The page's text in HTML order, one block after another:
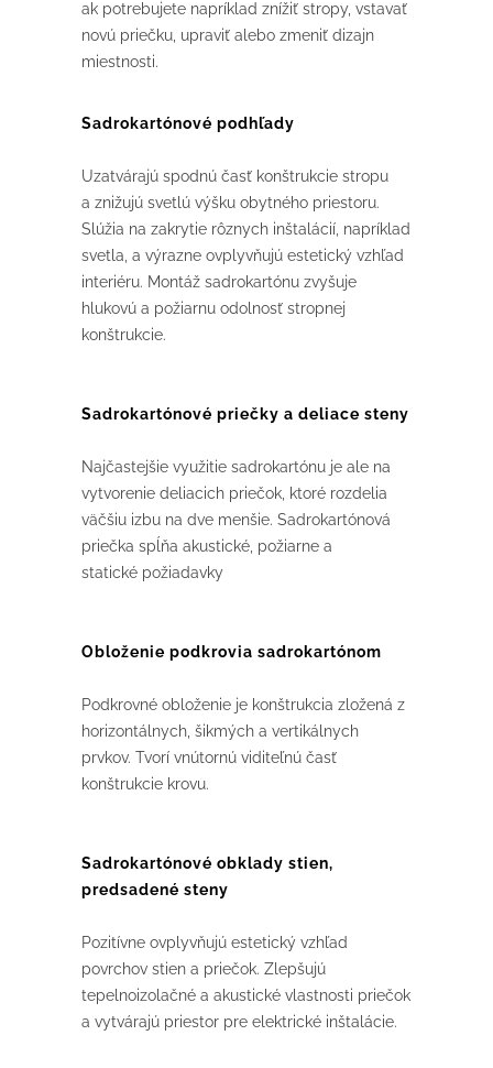
ak potrebujete napríklad znížiť stropy, vstavať
novú priečku, upraviť alebo zmeniť dizajn
miestnosti.
Sadrokartónové podhľady
Uzatvárajú spodnú časť konštrukcie stropu
a znižujú svetlú výšku obytného priestoru.
Slúžia na zakrytie rôznych inštalácií, napríklad
svetla, a výrazne ovplyvňujú estetický vzhľad
interiéru. Montáž sadrokartónu zvyšuje
hlukovú a požiarnu odolnosť stropnej
konštrukcie.
Sadrokartónové priečky a deliace steny
Najčastejšie využitie sadrokartónu je ale na
vytvorenie deliacich priečok, ktoré rozdelia
väčšiu izbu na dve menšie. Sadrokartónová
priečka spĺňa akustické, požiarne a
statické požiadavky
Obloženie podkrovia sadrokartónom
Podkrovné obloženie je konštrukcia zložená z
horizontálnych, šikmých a vertikálnych
prvkov. Tvorí vnútornú viditeľnú časť
konštrukcie krovu.
Sadrokartónové obklady stien,
predsadené steny
Pozitívne ovplyvňujú estetický vzhľad
povrchov stien a priečok. Zlepšujú
tepelnoizolačné a akustické vlastnosti priečok
a vytvárajú priestor pre elektrické inštalácie.